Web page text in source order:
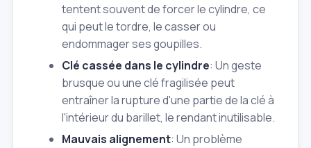
tentent souvent de forcer le cylindre, ce
qui peut le tordre, le casser ou
endommager ses goupilles.
Clé cassée dans le cylindre: Un geste
brusque ou une clé fragilisée peut
entraîner la rupture d'une partie de la clé à
l'intérieur du barillet, le rendant inutilisable.
Mauvais alignement: Un problème